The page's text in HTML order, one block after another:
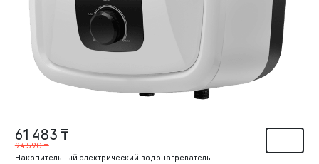
61 483 ₸
94 590 ₸
Накопительный электрический водонагреватель